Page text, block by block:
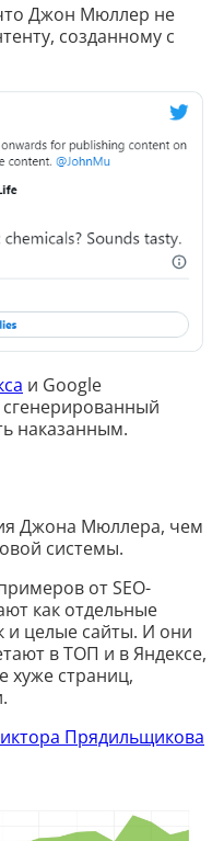
Джон Мюллер не
созданному с
и Google
наказанным.
Джона Мюллера, чем
системы.
от SEO-
как отдельные
целые сайты. И они
в ТОП и в Яндексе,
хуже страниц,
Прядильщикова